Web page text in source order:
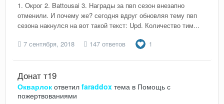
1. Окрог 2. Battousai 3. Награды за пвп сезон внезапно
отменили. И почему же? сегодня вдруг обновляя тему пвп
сезона накнулся на вот такой текст: Upd. Количество тим...
7 сентября, 2018
147 ответов 1
Донат т19
Окварлок ответил faraddox тема в Помощь с
пожертвованиями